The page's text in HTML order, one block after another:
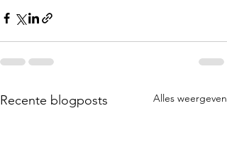
Recente blogposts Alles weergeven